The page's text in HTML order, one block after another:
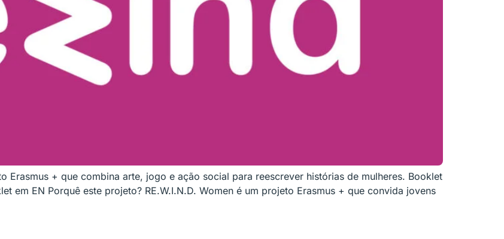
Erasmus + que combina arte, jogo e ação social para reescrever histórias de mulheres. Booklet
em EN Porquê este projeto? RE.W.I.N.D. Women é um projeto Erasmus + que convida jovens